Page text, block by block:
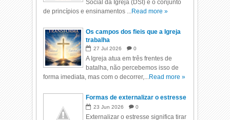
Social da Igreja (DSI) é o conjunto
de princípios e ensinamentos ...Read more »
Os campos dos fieis que a Igreja
trabalha
27 Jul 2026 0
A Igreja atua em três frentes de
batalha, não percebemos isso de
forma imediata, mas com o decorrer,...Read more »
Formas de externalizar o estresse
23 Jun 2026 0
Externalizar o estresse significa tirar